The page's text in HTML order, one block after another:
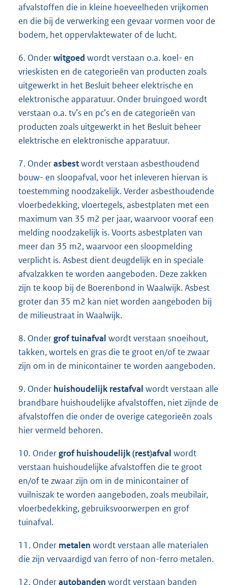
afvalstoffen die in kleine hoeveelheden vrijkomen
en die bij de verwerking een gevaar vormen voor de
bodem, het oppervlaktewater of de lucht.
6. Onderwitgoed wordt verstaan o.a. koel- en
vrieskisten en de categorieën van producten zoals
uitgewerkt in het Besluit beheer elektrische en
elektronische apparatuur. Onder bruingoed wordt
verstaan o.a. tv’s en pc’s en de categorieën van
producten zoals uitgewerkt in het Besluit beheer
elektrische en elektronische apparatuur.
7. Onderasbestwordt verstaan asbesthoudend
bouw- en sloopafval, voor het inleveren hiervan is
toestemming noodzakelijk. Verder asbesthoudende
vloerbedekking, vloertegels, asbestplaten met een
maximum van 35 m2 per jaar, waarvoor vooraf een
melding noodzakelijk is. Voorts asbestplaten van
meer dan 35 m2, waarvoor een sloopmelding
verplicht is. Asbest dient deugdelijk en in speciale
afvalzakken te worden aangeboden. Deze zakken
zijn te koop bij de Boerenbond in Waalwijk. Asbest
groter dan 35 m2 kan niet worden aangeboden bij
de milieustraat in Waalwijk.
8. Ondergrof tuinafval wordt verstaan snoeihout,
takken, wortels en gras die te groot en/of te zwaar
zijn om in de minicontainer te worden aangeboden.
9. Onder huishoudelijk restafval wordt verstaan alle
brandbare huishoudelijke afvalstoffen, niet zijnde de
afvalstoffen die onder de overige categorieën zoals
hier vermeld behoren.
10. Ondergrof huishoudelijk (rest)afval wordt
verstaan huishoudelijke afvalstoffen die te groot
en/of te zwaar zijn om in de minicontainer of
vuilniszak te worden aangeboden, zoals meubilair,
vloerbedekking, gebruiksvoorwerpen en grof
tuinafval.
11. Onder metalen wordt verstaan alle materialen
die zijn vervaardigd van ferro of non-ferro metalen.
12. Onderautobanden wordt verstaan banden